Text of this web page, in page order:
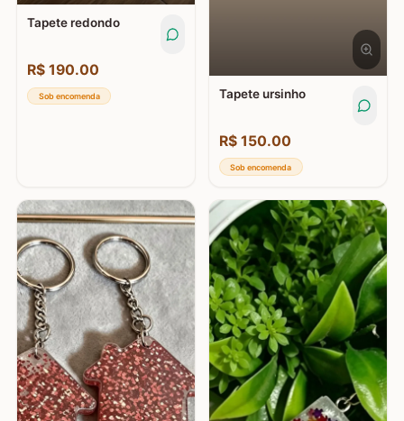
Tapete redondo
R$190.00
Sob encomenda Tapete ursinho
R$ 150.00
Sob encomenda